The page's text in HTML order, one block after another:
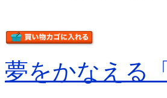
夢をかなえる